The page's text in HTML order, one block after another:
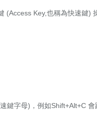
(Access Key,也稱為快速鍵)
字母)，例如Shift+Alt+C 會